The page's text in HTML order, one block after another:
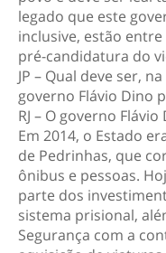
legado que este
inclusive, estão
pré-candidatura do
JP – Qual deve ser,
governo Flávio Dino
RJ – O governo
Em 2014, o Estado
de Pedrinhas, que
ônibus e pessoas.
parte dos
sistema prisional,
Segurança com a